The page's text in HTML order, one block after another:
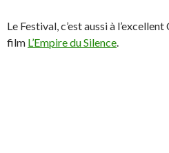
Le Festival, c’est aussi à
film L’Empire du Silence